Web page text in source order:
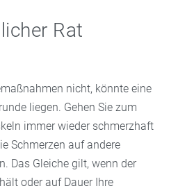
Rat
nicht, könnte eine
liegen. Gehen Sie zum
immer wieder schmerzhaft
Schmerzen auf andere
Das Gleiche gilt, wenn der
oder auf Dauer Ihre